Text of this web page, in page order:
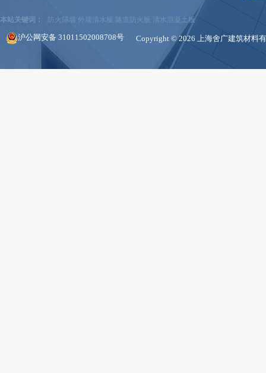
本站关键词： 防火隔墙 外墙清水板 隧道防火板 清水混凝土板
沪公网安备 31011502008708号 Copyright © 2026 上海舍广建筑材料